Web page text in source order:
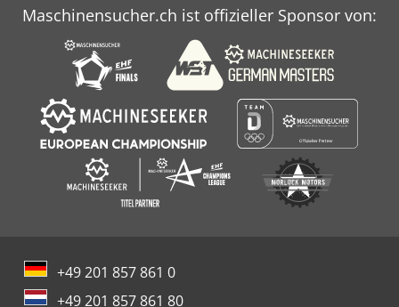
Maschinensucher.ch ist offizieller Sponsor von:
+49 201 857 861 0
+49 201 857 861 80